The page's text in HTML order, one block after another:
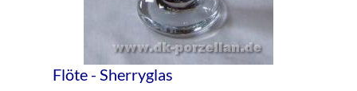
Flöte - Sherryglas